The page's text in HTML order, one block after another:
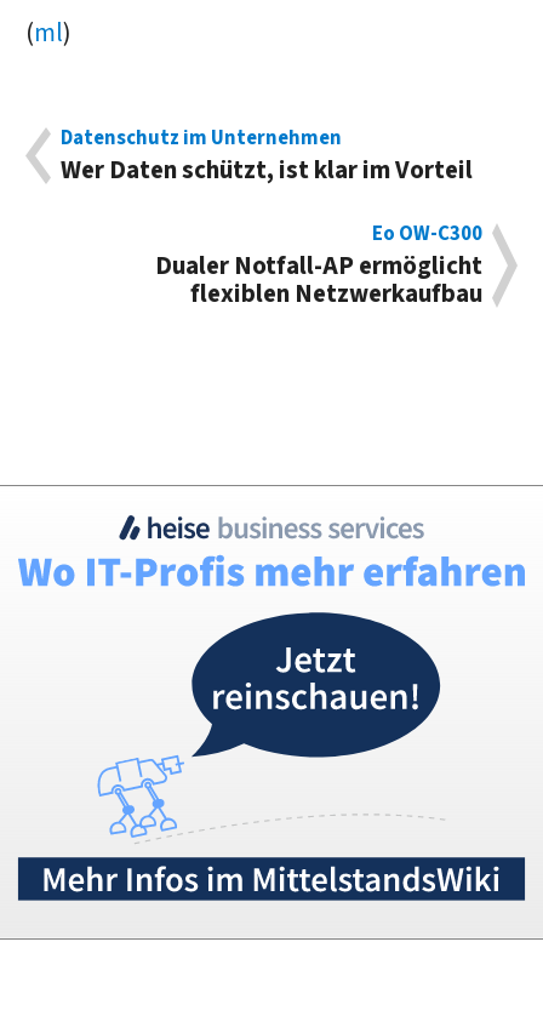
(ml)
Datenschutz im Unternehmen
Wer Daten schützt, ist klar im Vorteil
Eo OW-C300
Dualer Notfall-AP ermöglicht
flexiblen Netzwerkaufbau